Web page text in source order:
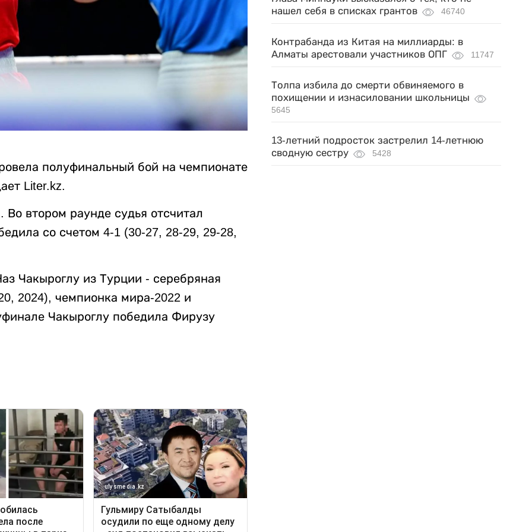
полуфинальный бой на чемпионате
Liter.kz.
втором раунде судья отсчитал
со счетом 4-1 (30-27, 28-29, 29-28,
Чакыроглу из Турции - серебряная
2024), чемпионка мира-2022 и
Чакыроглу победила Фирузу
нашел себя в списках грантов
46740
Контрабанда из Китая на миллиарды: в
Алматы арестовали участников ОПГ
11747
Толпа избила до смерти обвиняемого в
похищении и изнасиловании школьницы
5645
13-летний подросток застрелил 14-летнюю
сводную сестру
5428